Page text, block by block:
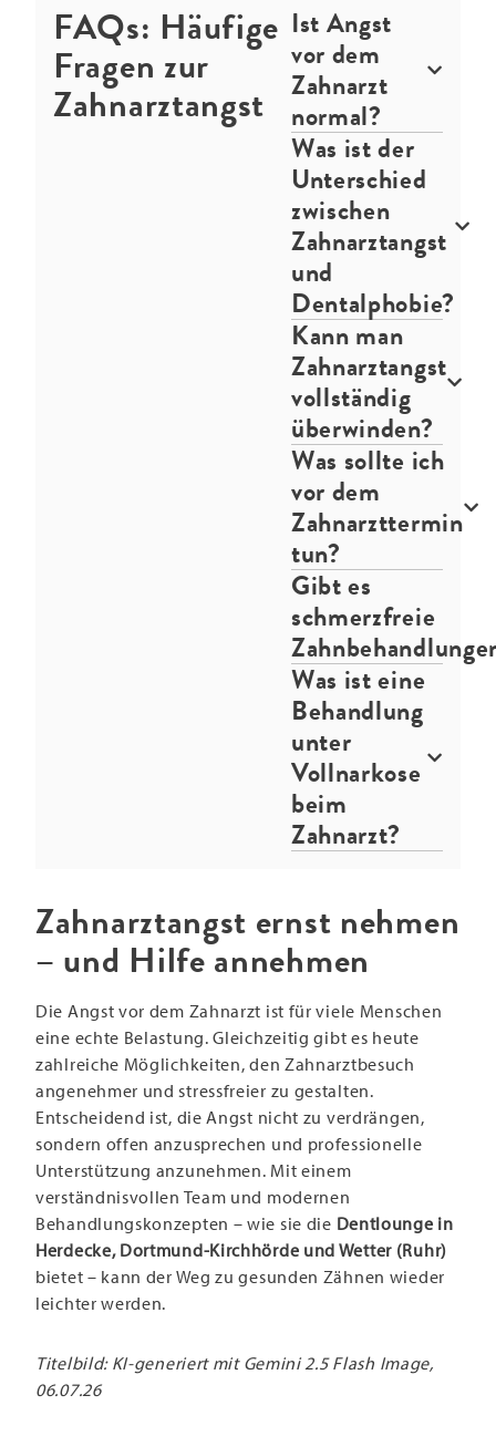
FAQs: Häufige
Fragen zur
Zahnarztangst
Ist Angst
vor dem
Zahnarzt
normal?
Was ist der
Unterschied
zwischen
Zahnarztangst
und
Dentalphobie?
Kann man
Zahnarztangst
vollständig
überwinden?
Was sollte ich
vor dem
Zahnarzttermin
tun?
Gibt es
schmerzfreie
Was ist eine
Behandlung
unter
Vollnarkose
beim
Zahnarzt?
Zahnarztangst ernst nehmen
– und Hilfe annehmen
Die Angst vor dem Zahnarzt ist für viele Menschen
eine echte Belastung. Gleichzeitig gibt es heute
zahlreiche Möglichkeiten, den Zahnarztbesuch
angenehmer und stressfreier zu gestalten.
Entscheidend ist, die Angst nicht zu verdrängen,
sondern offen anzusprechen und professionelle
Unterstützung anzunehmen. Mit einem
verständnisvollen Team und modernen
Behandlungskonzepten – wie sie die Dentlounge in
Herdecke, Dortmund-Kirchhörde und Wetter (Ruhr)
bietet – kann der Weg zu gesunden Zähnen wieder
leichter werden.
Titelbild: KI-generiert mit Gemini 2.5 Flash Image,
06.07.26